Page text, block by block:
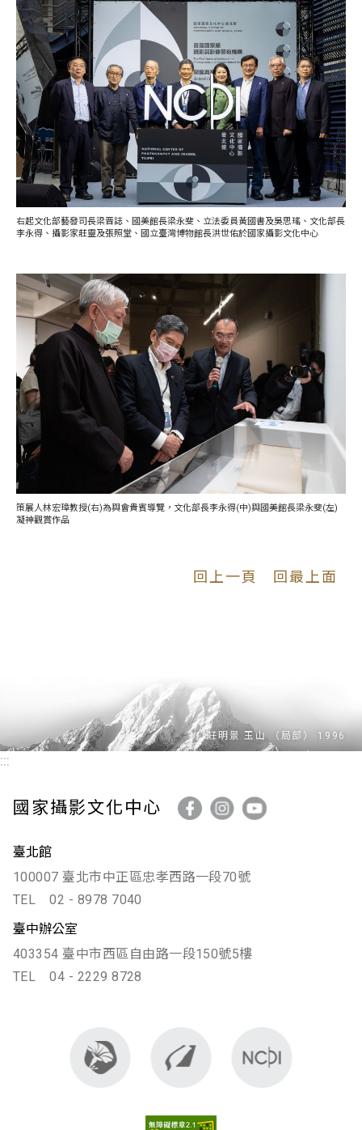
右起文化部藝發司長梁晋誌、國美館長梁永斐、立法委員黃國書及吳思瑤、文化部長
李永得、攝影家莊靈及張照堂、國立臺灣博物館長洪世佑於國家攝影文化中心
策展人林宏璋教授(右)為與會貴賓導覽，文化部長李永得(中)與國美館長梁永斐(左)
凝神觀賞作品
回上一頁 回最上面
:::
國家攝影文化中心
臺北館
100007 臺北市中正區忠孝西路一段70號
TEL
02 - 8978 7040
臺中辦公室
403354 臺中市西區自由路一段150號5樓
TEL
04 - 2229 8728